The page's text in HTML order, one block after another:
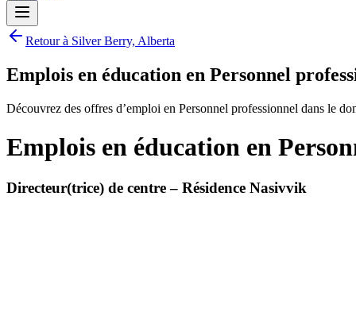
Retour à Silver Berry, Alberta
Emplois en éducation en Personnel
Découvrez des offres d’emploi en Personnel professionnel dans le
Emplois en éducation en
Directeur(trice) de centre – Résidence Nasivvik